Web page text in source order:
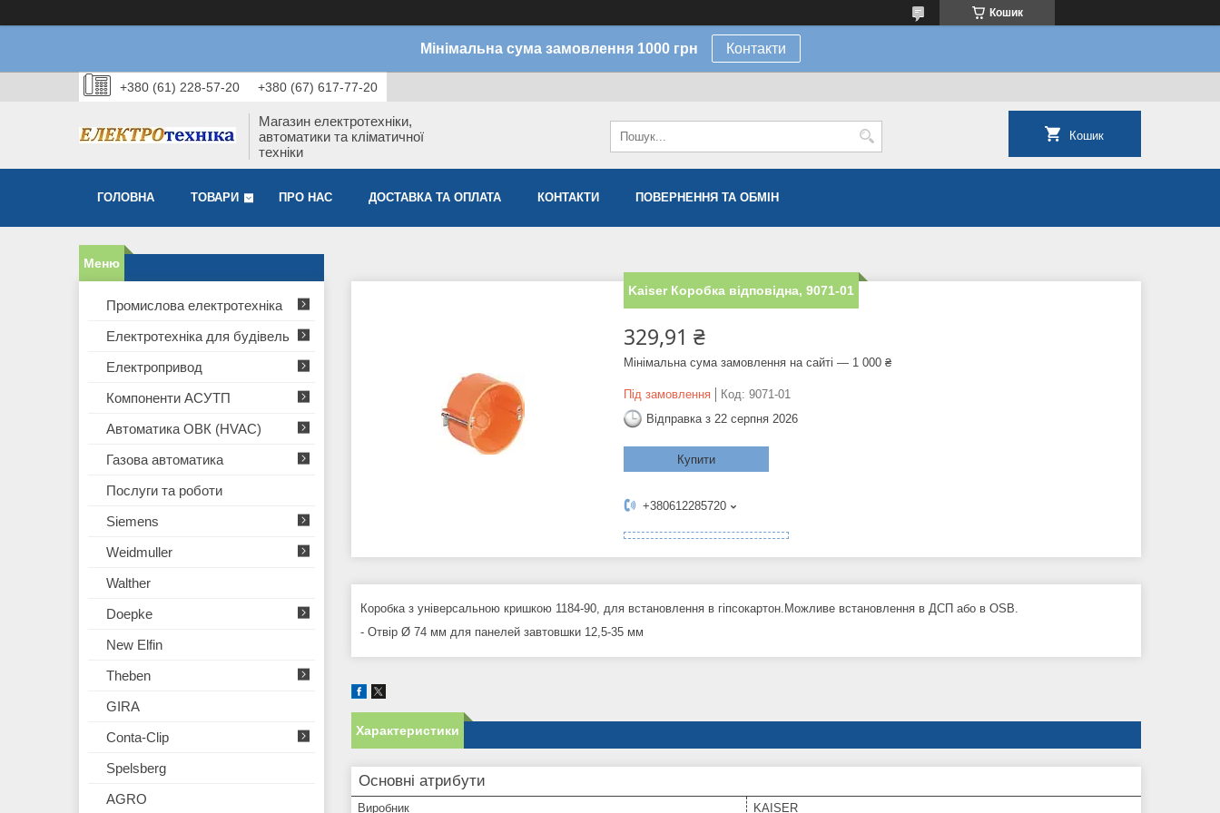
Кошик
Мінімальна сума замовлення 1000 грн Контакти
+380 (61) 228-57-20 +380 (67) 617-77-20
Магазин електротехніки,
автоматики та кліматичної
техніки
Кошик
ГОЛОВНА ТОВАРИ ПРО НАС ДОСТАВКА ТА ОПЛАТА КОНТАКТИ ПОВЕРНЕННЯ ТА ОБМІН
Kaiser Коробка відповідна, 9071-01
329,91 ₴
Мінімальна сума замовлення на сайті — 1 000 ₴
Під замовлення Код: 9071-01
Відправка з 22 серпня 2026
Купити
+380612285720
Коробка з універсальною кришкою 1184-90, для встановлення в гіпсокартон.Можливе встановлення в ДСП або в OSB.
- Отвір Ø 74 мм для панелей завтовшки 12,5-35 мм
Характеристики
Основні атрибути
Виробник
KAISER
Промислова електротехніка
Електротехніка для будівель
Електропривод
Компоненти АСУТП
Автоматика ОВК (HVAC)
Газова автоматика
Послуги та роботи
Siemens
Weidmuller
Walther
Doepke
New Elfin
Theben
GIRA
Conta-Clip
Spelsberg
AGRO